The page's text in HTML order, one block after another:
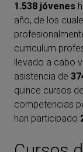
1.538 jóvenes
año, de los
curriculum
llevado a cabo
asistencia de
quince cursos
competencias
han participado